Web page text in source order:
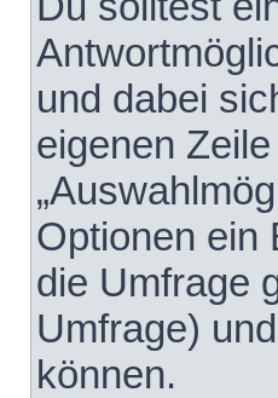
und dabei
eigenen
Optionen ein
die Umfrage
Umfrage)
können.